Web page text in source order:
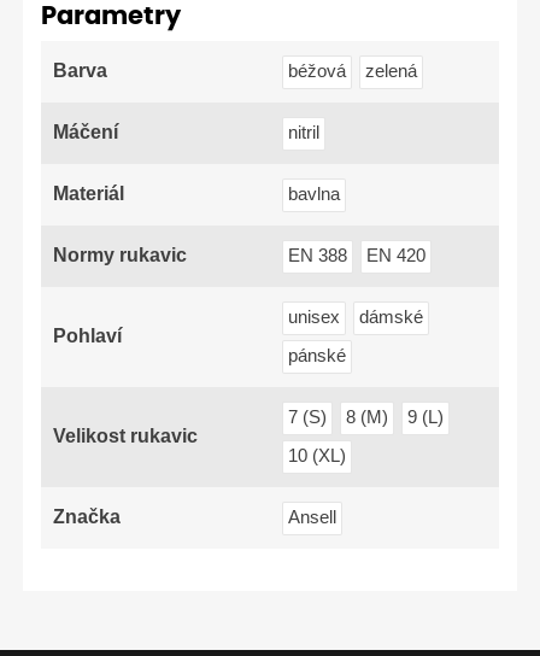
Parametry
Barva béžová zelená
Máčení nitril
Materiál bavlna
Normy rukavic EN 388 EN 420
Pohlaví
unisex
dámské
pánské
Velikost rukavic
7 (S) 8 (M)
9 (L)
10 (XL)
Značka Ansell